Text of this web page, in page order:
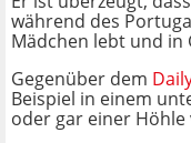
während des
Mädchen lebt und in
Gegenüber dem
Beispiel in einem
oder gar einer Höhle